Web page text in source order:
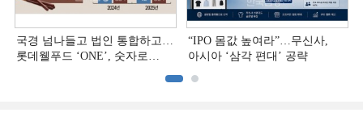
국경 넘나들고 법인 통합하고…
롯데웰푸드 ‘ONE’, 숫자로
“IPO 몸값 높여라”…무신사,
아시아 ‘삼각 편대’ 공략